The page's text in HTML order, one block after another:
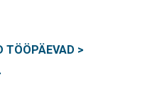
TÖÖPÄEVAD >